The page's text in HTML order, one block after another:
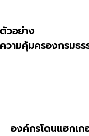
องค์กรโดนแฮกเก
ตัวอย่าง
ความคุ้มครองกรมธร